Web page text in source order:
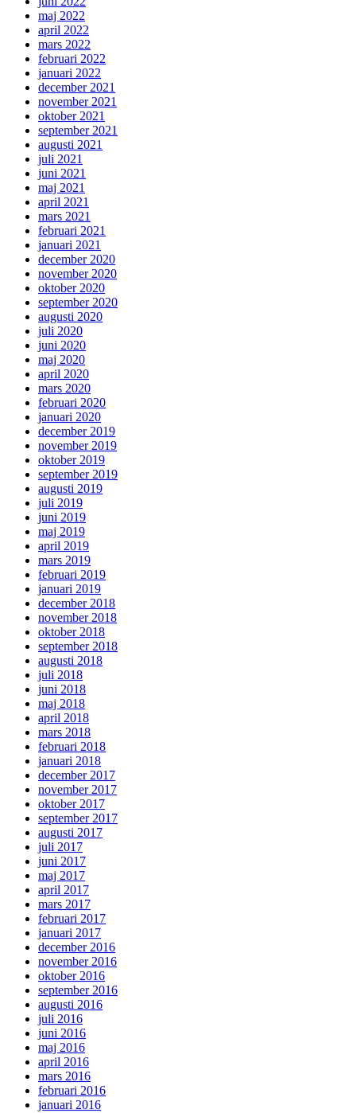
maj 2022
april 2022
mars 2022
februari 2022
januari 2022
december 2021
november 2021
oktober 2021
september 2021
augusti 2021
juli 2021
juni 2021
maj 2021
april 2021
mars 2021
februari 2021
januari 2021
december 2020
november 2020
oktober 2020
september 2020
augusti 2020
juli 2020
juni 2020
maj 2020
april 2020
mars 2020
februari 2020
januari 2020
december 2019
november 2019
oktober 2019
september 2019
augusti 2019
juli 2019
juni 2019
maj 2019
april 2019
mars 2019
februari 2019
januari 2019
december 2018
november 2018
oktober 2018
september 2018
augusti 2018
juli 2018
juni 2018
maj 2018
april 2018
mars 2018
februari 2018
januari 2018
december 2017
november 2017
oktober 2017
september 2017
augusti 2017
juli 2017
juni 2017
maj 2017
april 2017
mars 2017
februari 2017
januari 2017
december 2016
november 2016
oktober 2016
september 2016
augusti 2016
juli 2016
juni 2016
maj 2016
april 2016
mars 2016
februari 2016
januari 2016